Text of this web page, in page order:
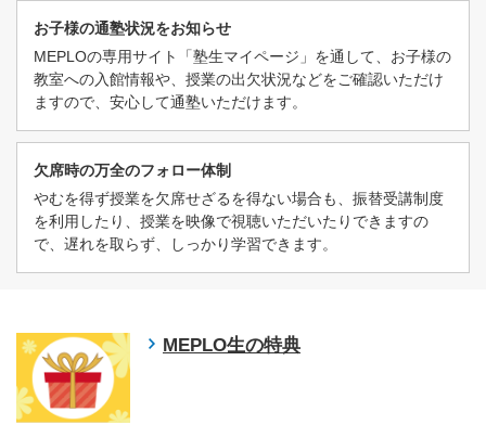
お子様の通塾状況をお知らせ
MEPLOの専用サイト「塾生マイページ」を通して、お子様の
教室への入館情報や、授業の出欠状況などをご確認いただけ
ますので、安心して通塾いただけます。
欠席時の万全のフォロー体制
やむを得ず授業を欠席せざるを得ない場合も、振替受講制度
を利用したり、授業を映像で視聴いただいたりできますの
で、遅れを取らず、しっかり学習できます。
MEPLO生の特典